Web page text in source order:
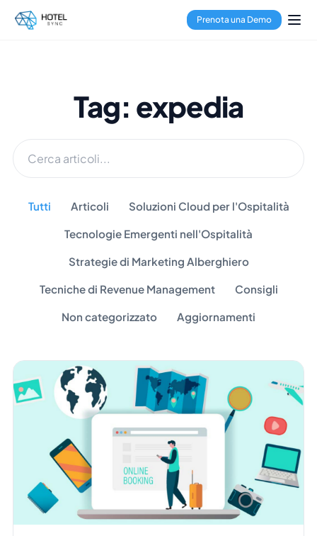
Prenota una Demo
Tag: expedia
Tutti Articoli Soluzioni Cloud per l'Ospitalità
Tecnologie Emergenti nell'Ospitalità
Strategie di Marketing Alberghiero
Tecniche di Revenue Management Consigli
Non categorizzato Aggiornamenti